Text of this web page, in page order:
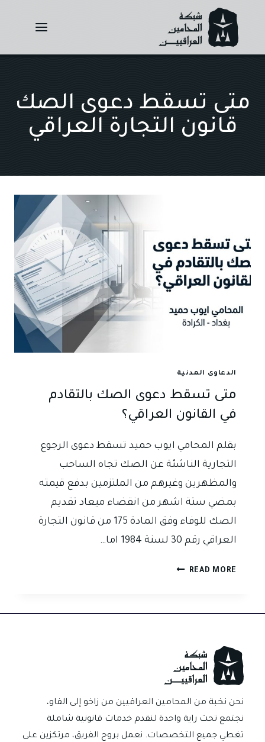
content
متى تسقط دعوى الصك
قانون التجارة العراقي
الدعاوى المدنية
متى تسقط دعوى الصك بالتقادم
في القانون العراقي؟
بقلم المحامي ايوب حميد تسقط دعوى الرجوع
التجارية الناشئة عن الصك تجاه الساحب
والمظهرين وغيرهم من الملتزمين بدفع قيمته
بمضي ستة اشهر من انقضاء ميعاد تقديم
الصك للوفاء وفق المادة 175 من قانون التجارة
العراقي رقم 30 لسنة 1984 اما…
READ MORE متى
الصك
القانون
العراقي؟
نحن نخبة من المحامين العراقيين من زاخو إلى الفاو،
نجتمع تحت راية واحدة لنقدم خدمات قانونية شاملة
تغطي جميع التخصصات. نعمل بروح الفريق، مرتكزين على